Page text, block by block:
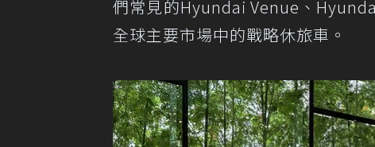
們常見的Hyundai Venue、
全球主要市場中的戰略休旅車。